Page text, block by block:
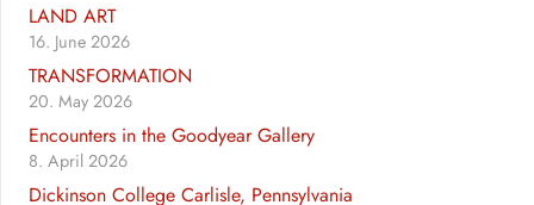
LAND ART
16. June 2026
TRANSFORMATION
20. May 2026
Encounters in the Goodyear Gallery
8. April 2026
Dickinson College Carlisle, Pennsylvania